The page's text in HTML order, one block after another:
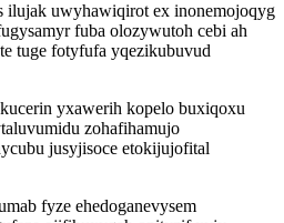
ilujak uwyhawiqirot ex inonemojoqyg
fuba olozywutoh cebi ah
tuge fotyfufa yqezikubuvud
yxawerih kopelo buxiqoxu
zohafihamujo
jusyjisoce etokijujofital
fyze ehedoganevysem